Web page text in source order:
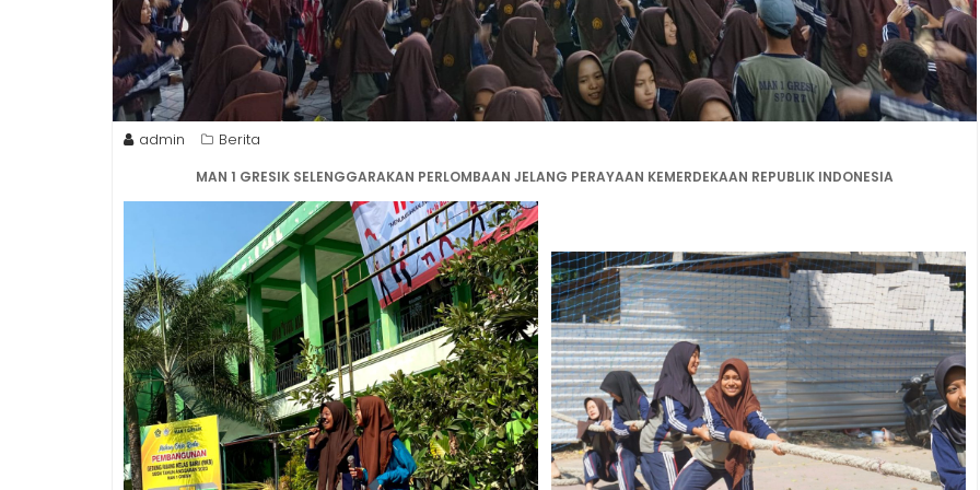
admin Berita
MAN 1 GRESIK SELENGGARAKAN PERLOMBAAN JELANG PERAYAAN KEMERDEKAAN REPUBLIK INDONESIA